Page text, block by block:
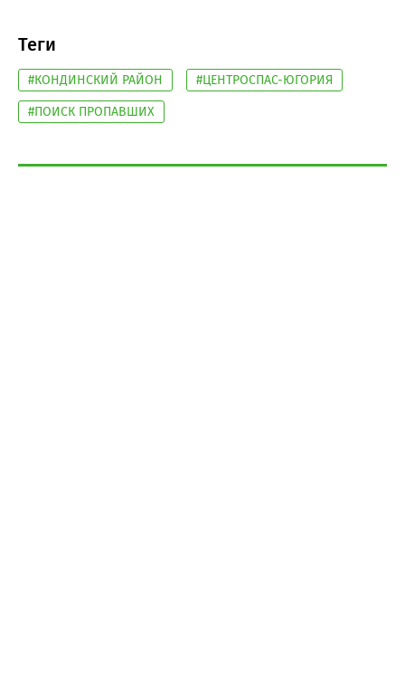
Теги
#КОНДИНСКИЙ РАЙОН #ЦЕНТРОСПАС-ЮГОРИЯ
#ПОИСК ПРОПАВШИХ